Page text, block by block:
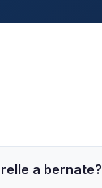
a bernate?